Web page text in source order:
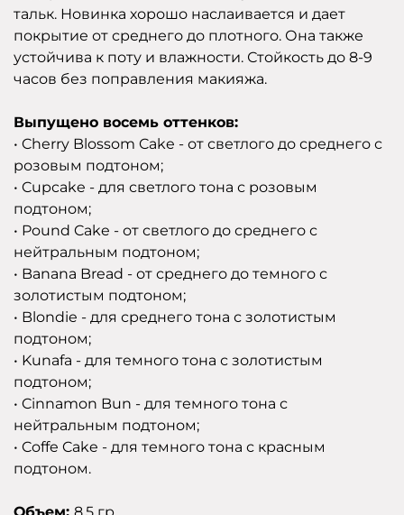
тальк. Новинка хорошо наслаивается и дает
покрытие от среднего до плотного. Она также
устойчива к поту и влажности. Стойкость до 8-9
часов без поправления макияжа.
Выпущено восемь оттенков:
• Cherry Blossom Cake - от светлого до среднего с
розовым подтоном;
• Cupcake - для светлого тона с розовым
подтоном;
• Pound Cake - от светлого до среднего с
нейтральным подтоном;
• Banana Bread - от среднего до темного с
золотистым подтоном;
• Blondie - для среднего тона с золотистым
подтоном;
• Kunafa - для темного тона с золотистым
подтоном;
• Cinnamon Bun - для темного тона с
нейтральным подтоном;
• Coffe Cake - для темного тона с красным
подтоном.